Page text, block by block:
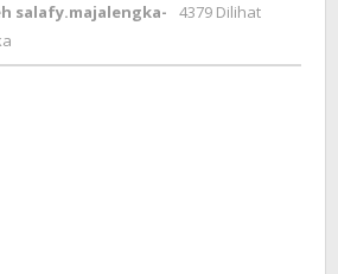
salafy.majalengka-
4379 Dilihat